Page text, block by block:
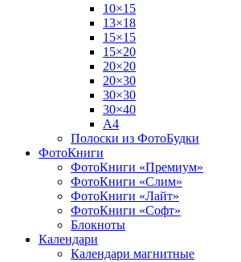
10×15
13×18
15×15
15×20
20×20
20×30
30×30
30×40
A4
Полоски из ФотоБудки
ФотоКниги
ФотоКниги «Премиум»
ФотоКниги «Слим»
ФотоКниги «Лайт»
ФотоКниги «Софт»
Блокноты
Календари
Календари магнитные